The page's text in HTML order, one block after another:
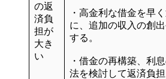
の返
済負
担が
大き
い
・高金利な借金を早
に、追加の収入の創
する。
・借金の再構築、利
法を検討して返済負担